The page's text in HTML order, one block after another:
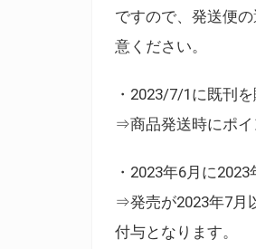
ですので、発送便
意ください。
・2023/7/1に既刊を
⇒商品発送時にポイ
・2023年6月に
⇒発売が2023年7月
付与となります。